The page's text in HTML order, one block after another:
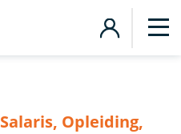
Salaris, Opleiding,